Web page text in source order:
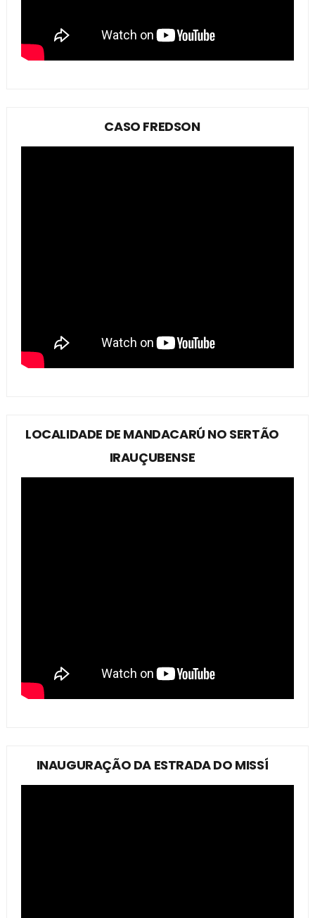
CASO FREDSON
LOCALIDADE DE MANDACARÚ NO SERTÃO
IRAUÇUBENSE
INAUGURAÇÃO DA ESTRADA DO MISSÍ